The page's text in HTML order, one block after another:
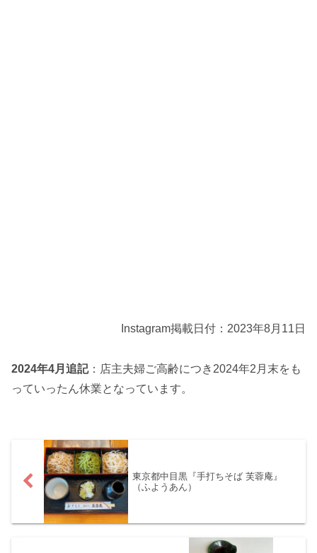
Instagram掲載日付：2023年8月11日
2024年4月追記：店主夫婦ご高齢につき2024年2月末をも
っていったん休業となっています。
東京都中目黒『手打ちそば 芙蓉庵』
（ふようあん）